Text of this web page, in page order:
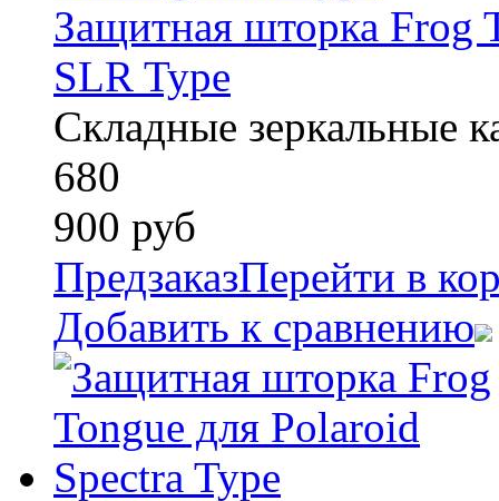
Защитная шторка Frog
SLR Type
Складные зеркальные
680
900 руб
ПредзаказПерейти в
Добавить к сравнению